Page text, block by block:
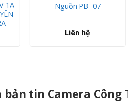
1A
Nguồn PB -07
Liên hệ
tin Camera Công